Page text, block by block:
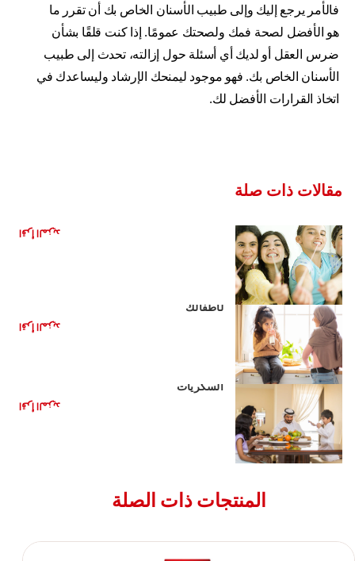
فالأمر يرجع إليك وإلى طبيب الأسنان الخاص بك أن تقرر ما
هو الأفضل لصحة فمك ولصحتك عمومًا. إذا كنت قلقًا بشأن
ضرس العقل أو لديك أي أسئلة حول إزالته، تحدث إلى طبيب
الأسنان الخاص بك. فهو موجود ليمنحك الإرشاد وليساعدك في
اتخاذ القرارات الأفضل لك.
مقالات ذات صلة
اقرأ المزيد
لأطفالك
اقرأ المزيد
السكريات
اقرأ المزيد
المنتجات ذات الصلة